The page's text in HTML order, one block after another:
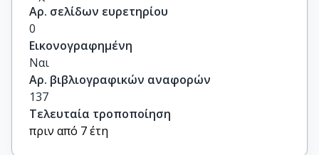
Αρ. σελίδων ευρετηρίου
0
Εικονογραφημένη
Ναι
Αρ. βιβλιογραφικών αναφορών
137
Τελευταία τροποποίηση
πριν από 7 έτη